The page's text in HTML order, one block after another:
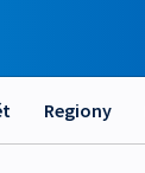
Regiony